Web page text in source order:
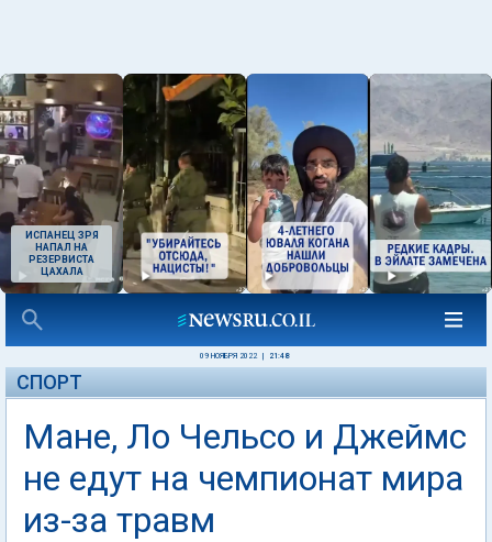
ИСПАНЕЦ ЗРЯ
НАПАЛ НА
РЕЗЕРВИСТА
ЦАХАЛА
09 НОЯБРЯ 2022 21:48
СПОРТ
Мане, Ло Чельсо и Джеймс
не едут на чемпионат мира
из-за травм